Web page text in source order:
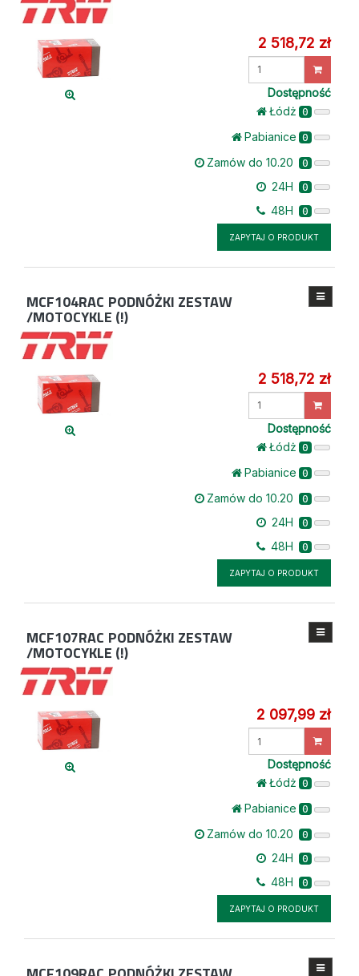
2 518,72 zł
Wprowadź
Dostępność
Łódż 0
Pabianice 0
Zamów do 10.20 0
24H 0
48H 0
ZAPYTAJ O PRODUKT
MCF104RAC PODNÓŻKI ZESTAW
/MOTOCYKLE (!)
2 518,72 zł
Wprowadź
Dostępność
Łódż 0
Pabianice 0
Zamów do 10.20 0
24H 0
48H 0
ZAPYTAJ O PRODUKT
MCF107RAC PODNÓŻKI ZESTAW
/MOTOCYKLE (!)
2 097,99 zł
Dostępność
Łódż 0
Pabianice 0
Zamów do 10.20 0
24H 0
48H 0
ZAPYTAJ O PRODUKT